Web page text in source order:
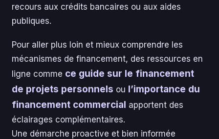
recours aux crédits bancaires ou aux aides
publiques.
Pour aller plus loin et mieux comprendre les
mécanismes de financement, des ressources en
ligne comme ce guide sur le financement
de projets personnels ou l’importance du
financement commercial apportent des
éclairages complémentaires.
Une démarche proactive et bien informée